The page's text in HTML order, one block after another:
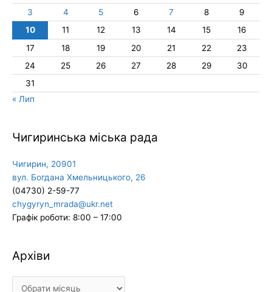
3
4 5 6 7 8
9
10
11 12 13 14 15
16
17
18 19 20 21 22
23
24
25 26 27 28 29
30
31
« Лип
Чигиринська міська рада
Чигирин, 20901
вул. Богдана Хмельницького, 26
(04730) 2-59-77
chygyryn_mrada@ukr.net
Графік роботи: 8:00 – 17:00
Архіви
Архіви